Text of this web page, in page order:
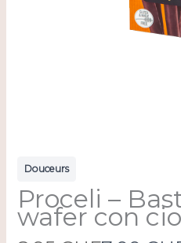
Douceurs
Proceli –
wafer con